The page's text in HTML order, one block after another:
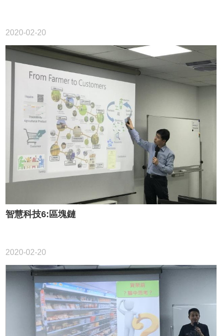
2020-02-20
智慧科技6:區塊鏈
2020-02-20